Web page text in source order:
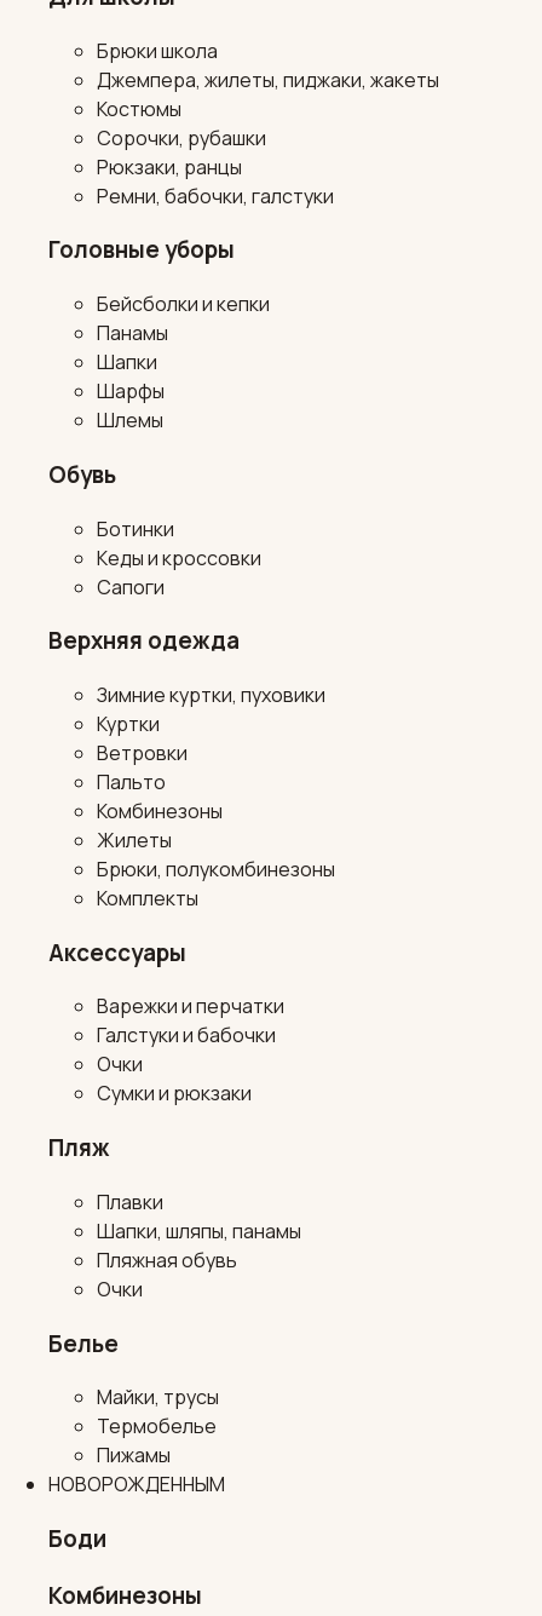
Брюки школа
Джемпера, жилеты, пиджаки, жакеты
Костюмы
Сорочки, рубашки
Рюкзаки, ранцы
Ремни, бабочки, галстуки
Головные уборы
Бейсболки и кепки
Панамы
Шапки
Шарфы
Шлемы
Обувь
Ботинки
Кеды и кроссовки
Сапоги
Верхняя одежда
Зимние куртки, пуховики
Куртки
Ветровки
Пальто
Комбинезоны
Жилеты
Брюки, полукомбинезоны
Комплекты
Аксессуары
Варежки и перчатки
Галстуки и бабочки
Очки
Сумки и рюкзаки
Пляж
Плавки
Шапки, шляпы, панамы
Пляжная обувь
Очки
Белье
Майки, трусы
Термобелье
Пижамы
НОВОРОЖДЕННЫМ
Боди
Комбинезоны